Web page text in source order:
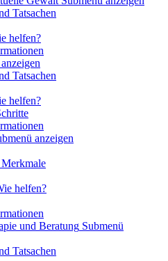
Tatsachen
helfen?
Tatsachen
helfen?
anzeigen
helfen?
und Beratung Submenü
Tatsachen